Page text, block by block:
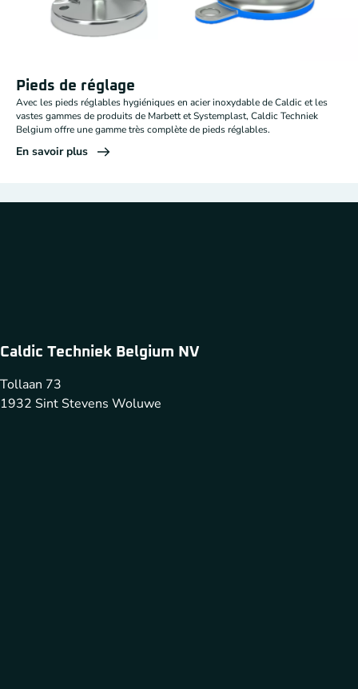
Pieds de réglage
Avec les pieds réglables hygiéniques en acier inoxydable de Caldic et les
vastes gammes de produits de Marbett et Systemplast, Caldic Techniek
Belgium offre une gamme très complète de pieds réglables.
En savoir plus
Caldic Techniek Belgium NV
Tollaan 73
1932 Sint Stevens Woluwe